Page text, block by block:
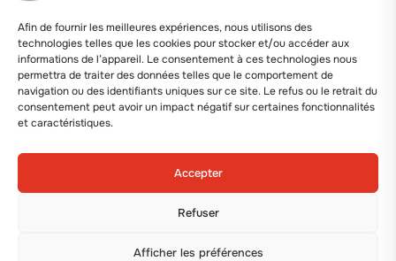
Afin de fournir les meilleures expériences, nous utilisons des
technologies telles que les cookies pour stocker et/ou accéder aux
informations de l’appareil. Le consentement à ces technologies nous
permettra de traiter des données telles que le comportement de
navigation ou des identifiants uniques sur ce site. Le refus ou le retrait du
consentement peut avoir un impact négatif sur certaines fonctionnalités
et caractéristiques.
Accepter
Refuser
Afficher les préférences
Via Guizzardi, 38 40054 Budrio (BO)
+39 051 800 253
MACHINES
Planteuses